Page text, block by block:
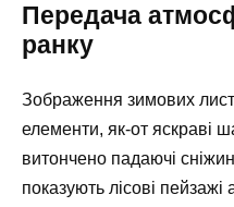
Передача
ранку
Зображення зимових
елементи, як-от яскраві
витончено падаючі
показують лісові